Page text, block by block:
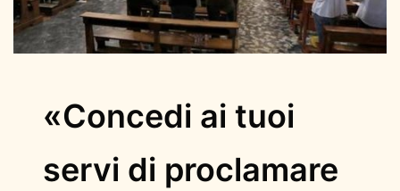
«Concedi ai tuoi
servi di proclamare